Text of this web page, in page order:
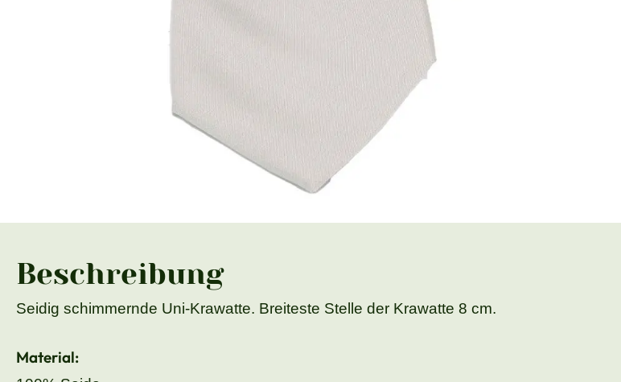
Beschreibung
Seidig schimmernde Uni-Krawatte. Breiteste Stelle der Krawatte 8 cm.
Material: